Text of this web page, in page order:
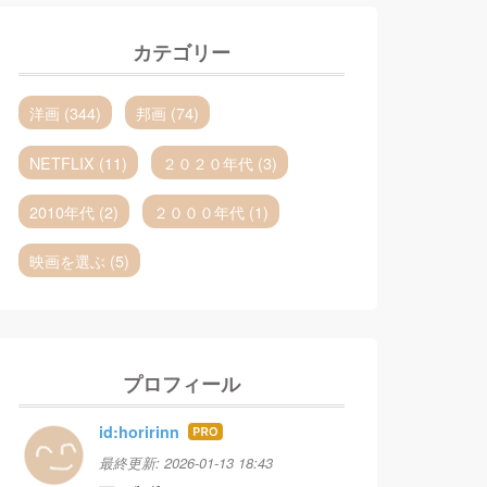
カテゴリー
洋画 (344) 邦画 (74)
NETFLIX (11) ２０２０年代 (3)
2010年代 (2) ２０００年代 (1)
映画を選ぶ (5)
プロフィール
id:horirinn はて
なブ
最終更新: 2026-01-13 18:43